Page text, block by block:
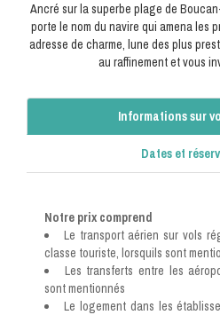
Ancré sur la superbe plage de
porte le nom du navire qui amena les
adresse de charme, lune des plus
au raffinement et vous
Informations sur
Dates et
Notre prix comprend
Le transport aérien sur vols
classe touriste, lorsquils sont
Les transferts entre les
sont mentionnés
Le logement dans les